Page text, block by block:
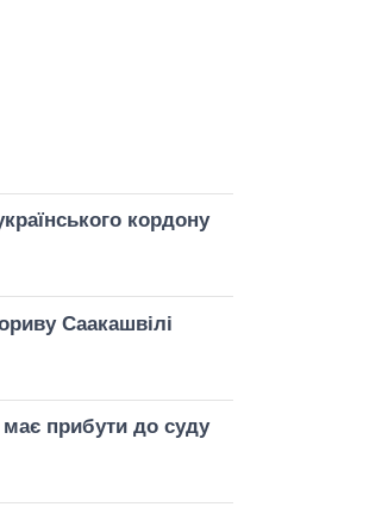
кордону
Саакашвілі
прибути до суду